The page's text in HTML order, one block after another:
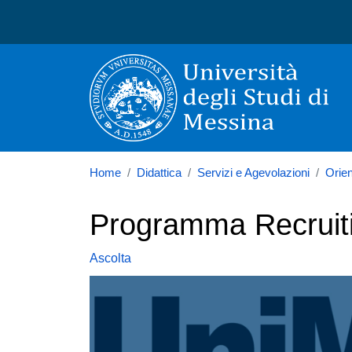
Home Didattica Servizi e Agevolazioni
Programma
Ascolta